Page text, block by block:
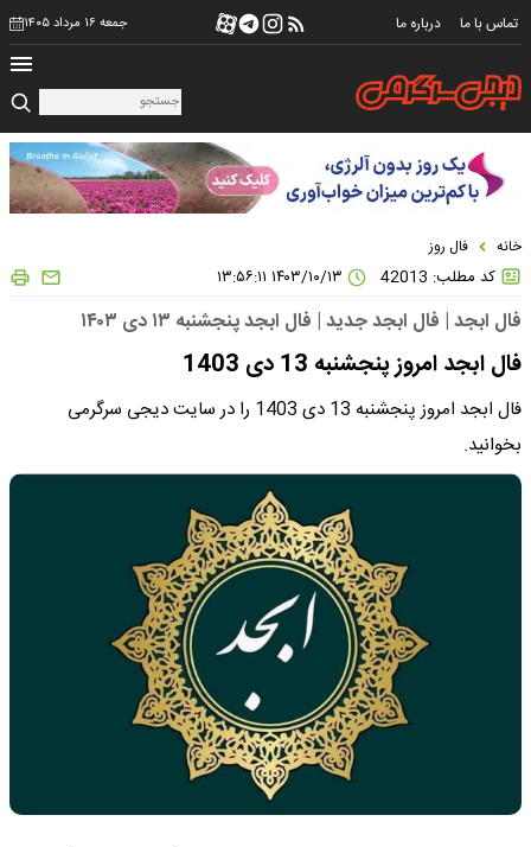
تماس با ما درباره ما جمعه ۱۶ مرداد ۱۴۰۵
خانه فال روز
کد مطلب: 42013
فال ابجد | فال ابجد جدید | فال ابجد پنجشنبه ۱۳ دی ۱۴۰۳
فال ابجد امروز پنجشنبه 13 دی 1403
فال ابجد امروز پنجشنبه 13 دی 1403 را در سایت دیجی سرگرمی
بخوانید.